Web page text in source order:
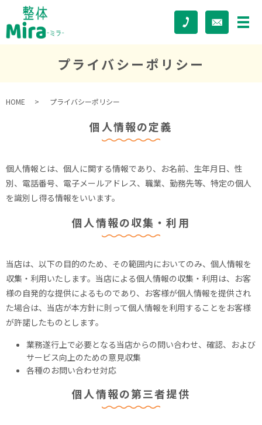
プライバシーポリシー
HOME プライバシーポリシー
個人情報の定義
個人情報とは、個人に関する情報であり、お名前、生年月日、性
別、電話番号、電子メールアドレス、職業、勤務先等、特定の個人
を識別し得る情報をいいます。
個人情報の収集・利用
当店は、以下の目的のため、その範囲内においてのみ、個人情報を
収集・利用いたします。当店による個人情報の収集・利用は、お客
様の自発的な提供によるものであり、お客様が個人情報を提供され
た場合は、当店が本方針に則って個人情報を利用することをお客様
が許諾したものとします。
業務遂行上で必要となる当店からの問い合わせ、確認、および
サービス向上のための意見収集
各種のお問い合わせ対応
個人情報の第三者提供